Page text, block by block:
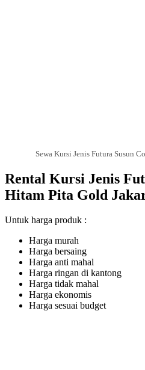
Sewa Kursi Jenis Futura Susun
Rental Kursi Jenis
Hitam Pita Gold
Untuk harga produk :
Harga murah
Harga bersaing
Harga anti mahal
Harga ringan di kantong
Harga tidak mahal
Harga ekonomis
Harga sesuai budget